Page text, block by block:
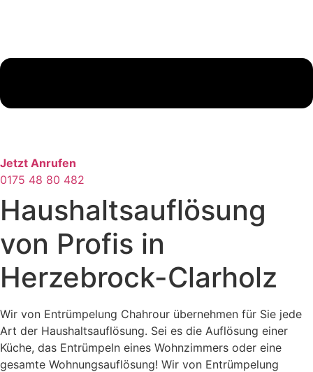
Jetzt Anrufen
0175 48 80 482
Haushaltsauflösung
von Profis in
Herzebrock-Clarholz
Wir von Entrümpelung Chahrour übernehmen für Sie jede
Art der Haushaltsauflösung. Sei es die Auflösung einer
Küche, das Entrümpeln eines Wohnzimmers oder eine
gesamte Wohnungsauflösung! Wir von Entrümpelung